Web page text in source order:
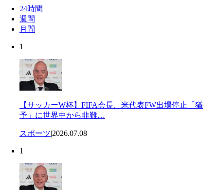
24時間
週間
月間
1
【サッカーW杯】FIFA会長、米代表FW出場停止「猶
予」に世界中から非難…
スポーツ|2026.07.08
1